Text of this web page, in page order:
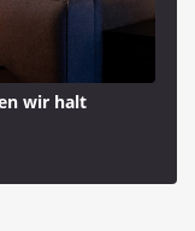
wir halt